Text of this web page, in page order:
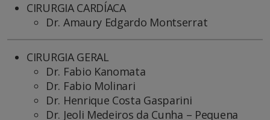
CIRURGIA CARDÍACA
Dr. Amaury Edgardo Montserrat
CIRURGIA GERAL
Dr. Fabio Kanomata
Dr. Fabio Molinari
Dr. Henrique Costa Gasparini
Dr. Jeoli Medeiros da Cunha – Pequena